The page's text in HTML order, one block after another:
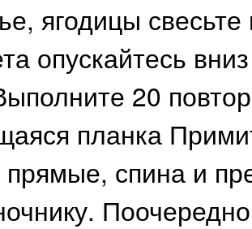
ягодицы
опускайтесь
20
планка
прямые, спина и